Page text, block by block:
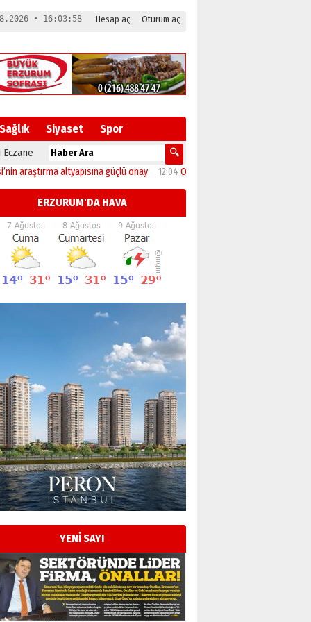
Hesap aç Oturum aç
• 16:03:58
Sağlık Siyaset Spor
altyapısına güçlü onay 12:04Oltu’da festival coşkusu konserle zirveye
ERZURUM'DA HAVA
YENİ SAYI
Esat BİNDESEN
Başkan Sekmen’den Erzurum’a
bir vizyon proje daha!
02 Ağustos 2026 Pazar